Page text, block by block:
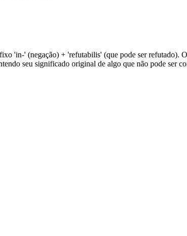
'in-' (negação) + 'refutabilis' (que pode ser refutado).
seu significado original de algo que não pode ser